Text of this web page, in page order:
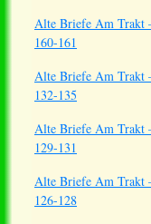
Alte Briefe Am Trakt
160-161
Alte Briefe Am Trakt
132-135
Alte Briefe Am Trakt
129-131
Alte Briefe Am Trakt
126-128